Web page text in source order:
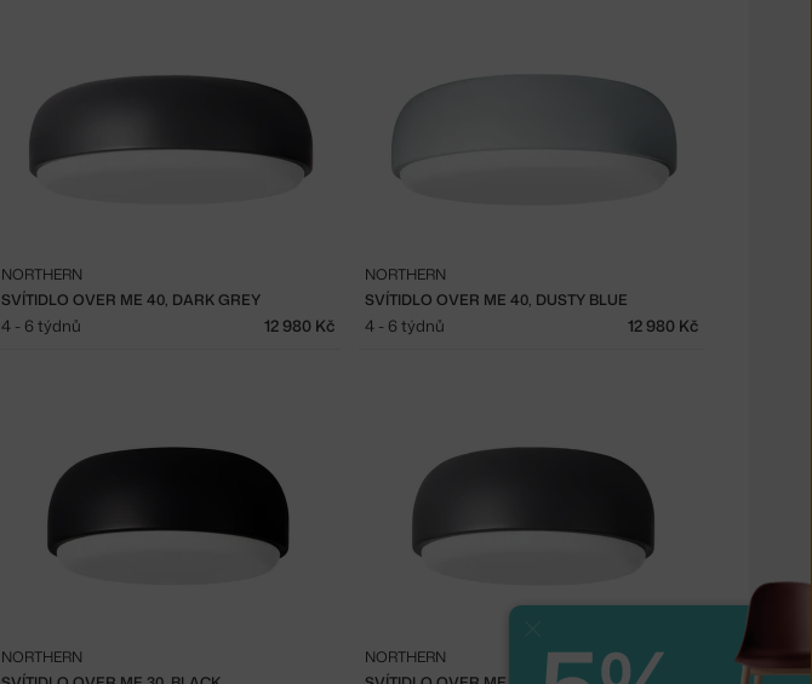
SVÍTIDLO OVER ME 40, DARK GREY
NORTHERN
4 - 6 týdnů 12 980 Kč
SVÍTIDLO OVER ME 40, DUSTY BLUE
NORTHERN
4 - 6 týdnů 12 980 Kč
NORTHERN
NORTHERN